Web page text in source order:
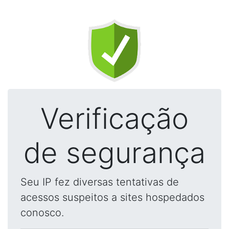
Verificação
de segurança
Seu IP fez diversas tentativas de
acessos suspeitos a sites hospedados
conosco.